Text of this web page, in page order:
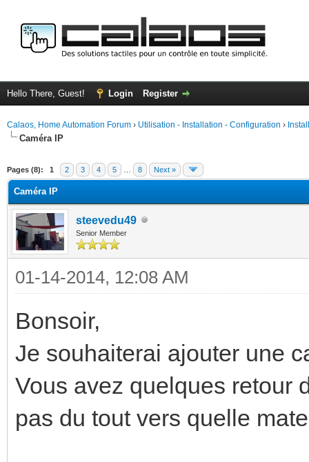
Hello There, Guest! Login Register
Calaos, Home Automation Forum › Utilisation - Installation - Configuration ›
Caméra IP
Pages (8): 1 2 3 4 5 8 Next »
Caméra IP
steevedu49
Senior Member
01-14-2014, 12:08 AM
Bonsoir,
Je souhaiterai ajouter une
Vous avez quelques retour
pas du tout vers quelle